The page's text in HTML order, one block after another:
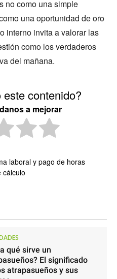
no como una simple
una oportunidad de oro
interno invita a valorar las
como los verdaderos
del mañana.
este contenido?
a mejorar
laboral y pago de horas
cálculo
qué sirve un
El significado
atrapasueños y sus